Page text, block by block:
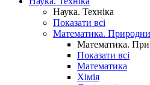
Наука. Техніка
Показати всі
Математика.
Математика.
Показати всі
Математика
Хімія